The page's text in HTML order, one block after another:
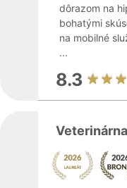
dôrazom na
bohatými
na mobilné
...
8.3